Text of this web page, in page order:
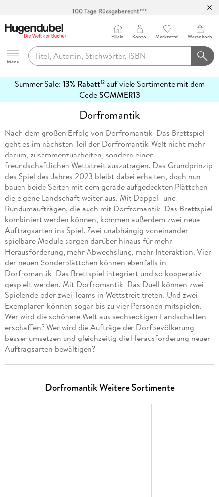
100 Tage Rückgaberecht***
Hugendubel
Menu
Filiale Konto Merkzettel Warenkorb
Summer Sale: 13% Rabatt12auf viele Sortimente mit dem
CodeSOMMER13
erfahren
Dorfromantik
Nach dem großen Erfolg von Dorfromantik  Das Brettspiel
geht es im nächsten Teil der Dorfromantik-Welt nicht mehr
darum, zusammenzuarbeiten, sondern einen
freundschaftlichen Wettstreit auszutragen. Das Grundprinzip
des Spiel des Jahres 2023 bleibt dabei erhalten, doch nun
bauen beide Seiten mit dem gerade aufgedeckten Plättchen
die eigene Landschaft weiter aus. Mit Doppel- und
Rundumaufträgen, die auch mit Dorfromantik  Das Brettspiel
kombiniert werden können, kommen außerdem zwei neue
Auftragsarten ins Spiel. Zwei unabhängig voneinander
spielbare Module sorgen darüber hinaus für mehr
Herausforderung, mehr Abwechslung, mehr Interaktion. Vier
der neuen Sonderplättchen können ebenfalls in
Dorfromantik  Das Brettspiel integriert und so kooperativ
gespielt werden. Mit Dorfromantik  Das Duell können zwei
Spielende oder zwei Teams in Wettstreit treten. Und zwei
Exemplaren können sogar bis zu vier Personen mitspielen.
Wer wird die schönere Welt aus sechseckigen Landschaften
erschaffen? Wer wird die Aufträge der Dorfbevölkerung
besser umsetzen und gleichzeitig die Herausforderung neuer
Auftragsarten bewältigen?
Dorfromantik Weitere Sortimente